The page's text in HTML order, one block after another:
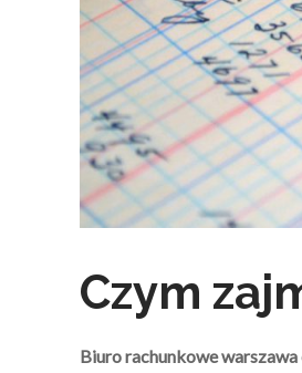
Czym
Biuro rachunkowe